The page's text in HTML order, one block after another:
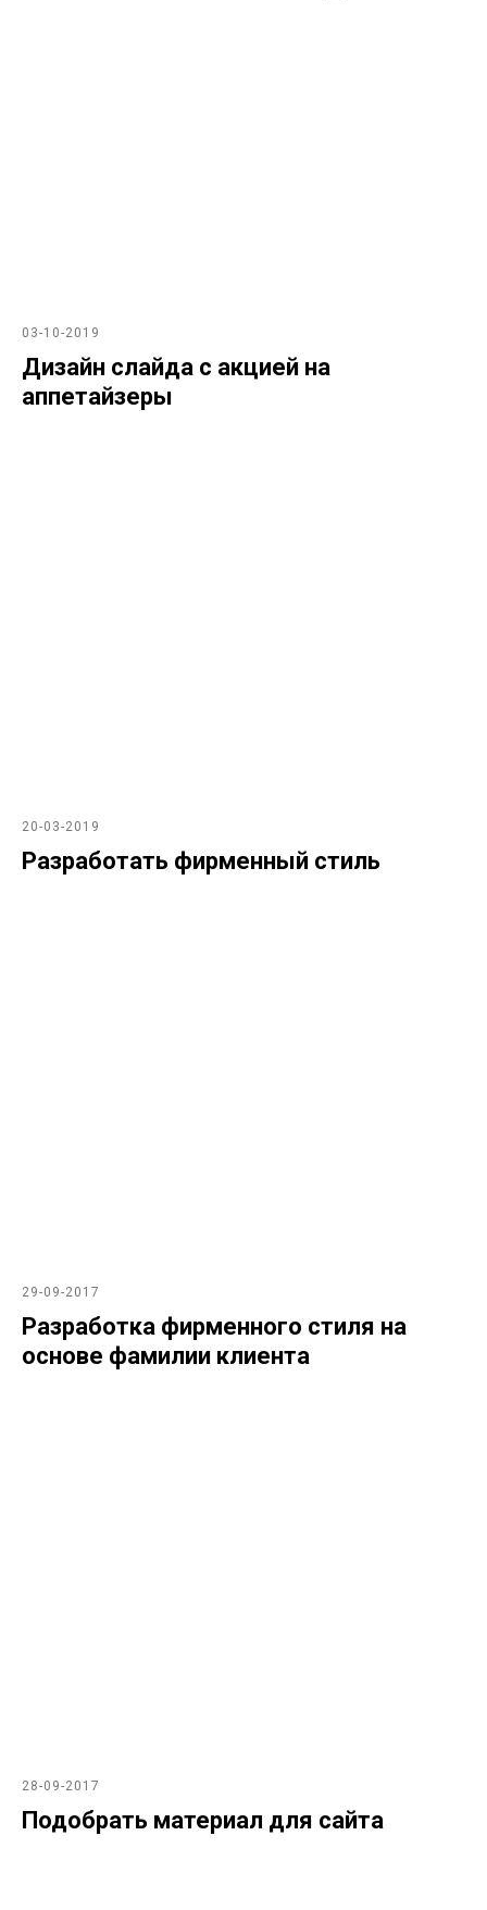
03-10-2019
Дизайн слайда с акцией на
аппетайзеры
20-03-2019
Разработать фирменный стиль
29-09-2017
Разработка фирменного стиля на
основе фамилии клиента
28-09-2017
Подобрать материал для сайта